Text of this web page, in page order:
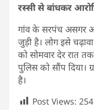
रस्सी से बांधकर
गांव के सरपंच असगर
जुड़ी है। लोग इसे
को सोमवार देर रात
पुलिस को सौंप दिया।
है।
Post Views: 254